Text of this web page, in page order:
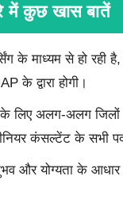
में कुछ खास बातें
के माध्यम से हो रही
के द्वारा होगी।
लिए अलग-अलग जिलों
कंसल्टेंट के सभी
और योग्यता के आधार